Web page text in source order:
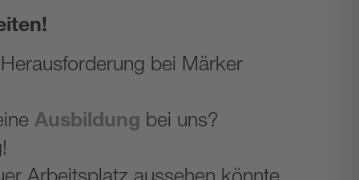
bei Märker
Ausbildung bei uns?